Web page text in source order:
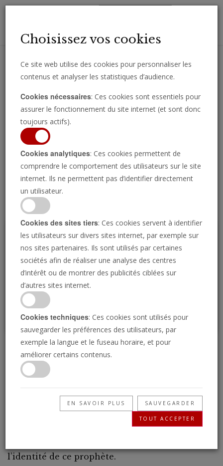
importantes directement par e-mail.
Regarder l’émission
P
Qui est le prophète ?
Votre Bible décrit un prophète anonyme qui
préparera le chemin pour la seconde venue de
Jésus-Christ. Cet homme est sur la scène
l’identité de ce prophète.
Choisissez vos cookies
Ce site web utilise des cookies pour personnaliser les
contenus et analyser les statistiques d’audience.
Cookies nécessaires: Ces cookies sont essentiels pour
assurer le fonctionnement du site internet (et sont donc
toujours actifs).
Cookies analytiques: Ces cookies permettent de
comprendre le comportement des utilisateurs sur le site
internet. Ils ne permettent pas d’identifier directement
un utilisateur.
Cookies des sites tiers: Ces cookies servent à identifier
les utilisateurs sur divers sites internet, par exemple sur
nos sites partenaires. Ils sont utilisés par certaines
sociétés afin de réaliser une analyse des centres
d’intérêt ou de montrer des publicités ciblées sur
d’autres sites internet.
Cookies techniques: Ces cookies sont utilisés pour
sauvegarder les préférences des utilisateurs, par
exemple la langue et le fuseau horaire, et pour
améliorer certains contenus.
EN SAVOIR PLUS SAUVEGARDER
TOUT ACCEPTER